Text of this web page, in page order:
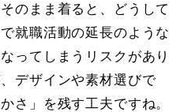
のまま着ると、どうして
就職活動の延長のような
ってしまうリスクがあり
デザインや素材選びで
さ」を残す工夫ですね。